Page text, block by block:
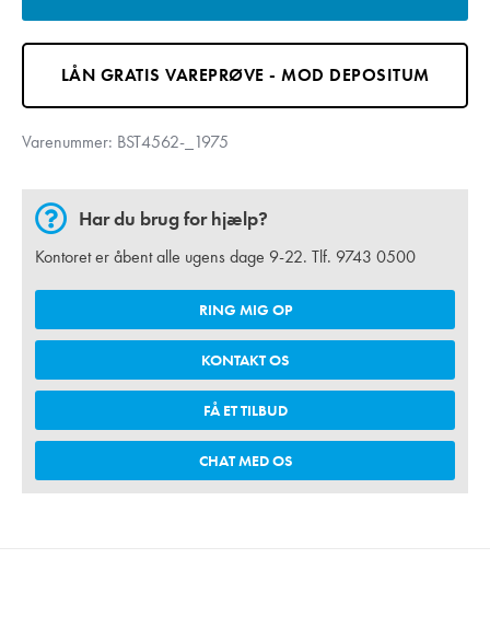
LÅN GRATIS VAREPRØVE - MOD DEPOSITUM
Varenummer: BST4562-_1975
Har du brug for hjælp?
Kontoret er åbent alle ugens dage 9-22. Tlf. 9743 0500
RING MIG OP
KONTAKT OS
FÅ ET TILBUD
CHAT MED OS